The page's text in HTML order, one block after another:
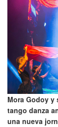
Mora Godoy y
tango danza
una nueva